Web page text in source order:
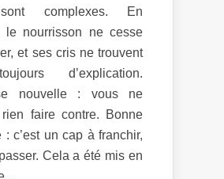
complexes. En
le nourrisson ne cesse
et ses cris ne trouvent
d’explication.
nouvelle : vous ne
rien faire contre. Bonne
: c’est un cap à franchir,
Cela a été mis en